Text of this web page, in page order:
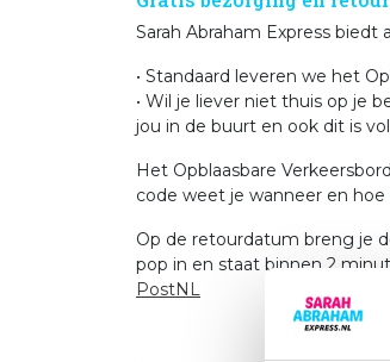
Sarah Abraham Express
• Standaard leveren we het
• Wil je liever niet thuis op je
jou in de buurt en ook dit is
Het Opblaasbare
code weet je wanneer en
Op de retourdatum breng je
pop in en staat binnen 2
PostNL